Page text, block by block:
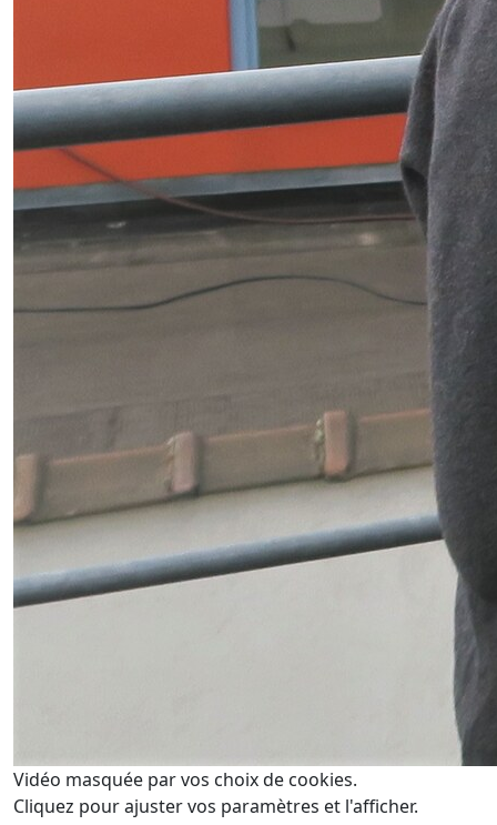
Vidéo masquée par vos choix de cookies.
Cliquez pour ajuster vos paramètres et l'afficher.